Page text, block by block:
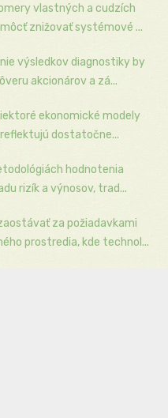
vlastných a cudzích
znižovať systémové ...
výsledkov diagnostiky by
akcionárov a zá...
ekonomické modely
dostatočne...
hodnotenia
rizík a výnosov, trad...
za požiadavkami
prostredia, kde technol...